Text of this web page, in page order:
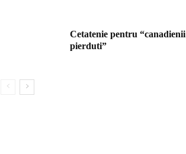
Cetatenie pentru “canadienii
pierduti”